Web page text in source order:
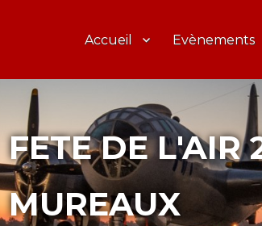
Accueil Evènements
FETE DE L'AIR
MUREAUX